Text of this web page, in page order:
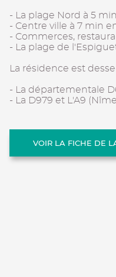
- La plage Nord à 5
- Centre ville à 7 min
- Commerces,
- La plage de
La résidence est
- La départementale
- La D979 et L'A9
VOIR LA FICHE DE